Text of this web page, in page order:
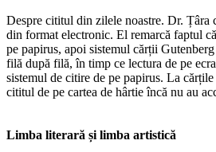
Despre cititul din zilele noastre. Dr. Țâra
din format electronic. El remarcă faptul
pe papirus, apoi sistemul cărții
filă după filă, în timp ce lectura de pe
sistemul de citire de pe papirus. La
cititul de pe cartea de hârtie încă nu au
Limba literară și limba artistică